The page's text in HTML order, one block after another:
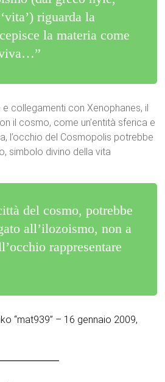
riguarda la
la materia come
collegamenti con Xenophanes, il
il cosmo, come un’entità sferica e
l’occhio del Cosmopolis potrebbe
simbolo divino della vita
del cosmo, potrebbe
all’ilozoismo, non a
rappresentare
“mat939” – 16 gennaio 2009,